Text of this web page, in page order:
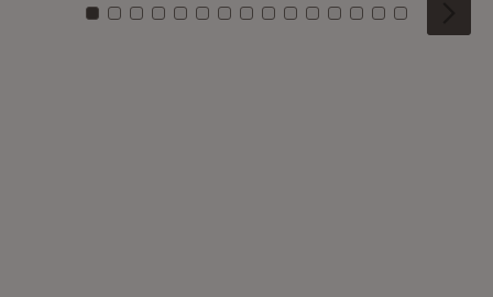
Zu Kachel: 0
Zu Kachel: 1
Zu Kachel: 2
Zu Kachel: 3
Zu Kachel: 4
Zu Kachel: 5
Zu Kachel: 6
Zu Kachel: 7
Zu Kachel: 8
Zu Kachel: 9
Zu Kachel: 10
Zu Kachel: 11
Zu Kachel: 12
Zu Kachel:
Zu